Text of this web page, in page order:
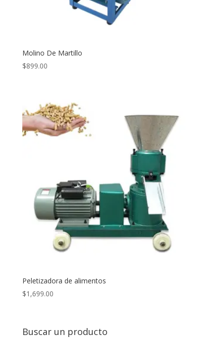
Molino De Martillo
$899.00
Peletizadora de alimentos
$1,699.00
Buscar un producto